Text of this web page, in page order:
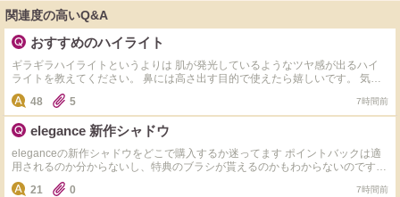
関連度の高いQ&A
おすすめのハイライト
ギラギラハイライトというよりは 肌が発光しているようなツヤ感が出るハイ
ライトを教えてください。 鼻には高さ出す目的で使えたら嬉しいです。 気に
なってるのは以下の4つです。 ・Dior ディオールスキン フォーエヴァー グロ
ウ マキシマイザー ・Dior ディオールスキン フォーエヴァー グロウ マキシマ
イザー ・Diorバックステージ グロウ マキシマイザー パレット ・NARSライト
リフレクティング ルミナイジングスティック ・
48 5 7時間前
elegance 新作シャドウ
eleganceの新作シャドウをどこで購入するか迷ってます ポイントバックは適
用されるのか分からないし、特典のブラシが貰えるのかもわからないのですが
詳しい方いらっしゃいますか？ なるべくお得に購入したいと思っています
21 0 7時間前